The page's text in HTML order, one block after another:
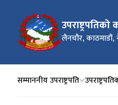
उपराष्ट्रपतिको
लैनचौर, काठमाडौं,
सम्माननीय उपराष्ट्रपति